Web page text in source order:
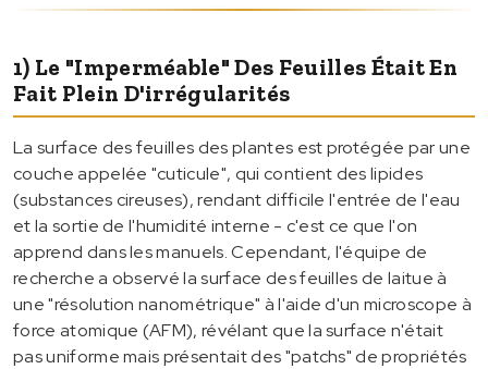
1) Le "imperméable" Des Feuilles Était En
Fait Plein D'irrégularités
La surface des feuilles des plantes est protégée par une
couche appelée "cuticule", qui contient des lipides
(substances cireuses), rendant difficile l'entrée de l'eau
et la sortie de l'humidité interne - c'est ce que l'on
apprend dans les manuels. Cependant, l'équipe de
recherche a observé la surface des feuilles de laitue à
une "résolution nanométrique" à l'aide d'un microscope à
force atomique (AFM), révélant que la surface n'était
pas uniforme mais présentait des "patchs" de propriétés